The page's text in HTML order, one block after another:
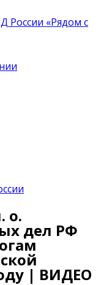
России «Рядом с
о.
дел РФ
| ВИДЕО